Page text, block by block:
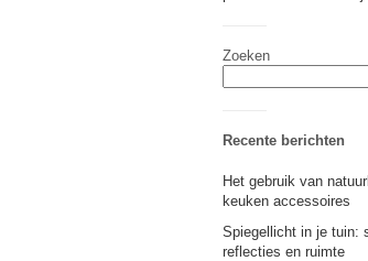
Zoeken
Recente berichten
Het gebruik van
keuken accessoires
Spiegellicht in je tuin:
reflecties en ruimte